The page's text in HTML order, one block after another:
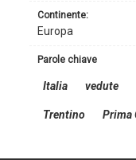
continente:
Europa
parole chiave
Italia vedute
Trentino Prima